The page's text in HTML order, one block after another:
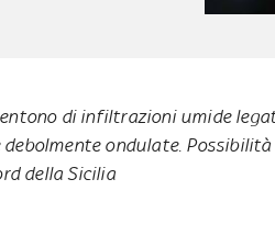
di infiltrazioni umide
ondulate.
della Sicilia